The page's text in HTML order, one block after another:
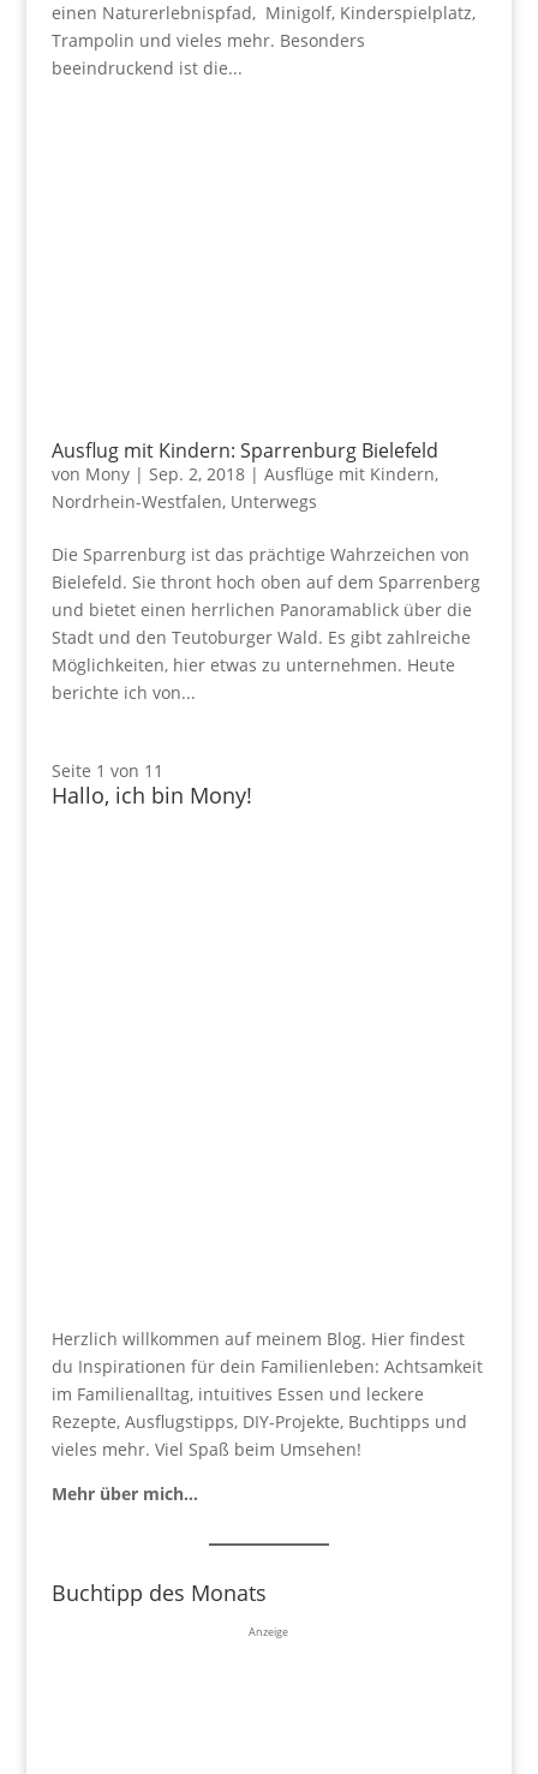
einen Naturerlebnispfad, Minigolf, Kinderspielplatz,
Trampolin und vieles mehr. Besonders
beeindruckend ist die...
Ausflug mit Kindern: Sparrenburg Bielefeld
von Mony| Sep. 2, 2018| Ausflüge mit Kindern,
Nordrhein-Westfalen, Unterwegs
Die Sparrenburg ist das prächtige Wahrzeichen von
Bielefeld. Sie thront hoch oben auf dem Sparrenberg
und bietet einen herrlichen Panoramablick über die
Stadt und den Teutoburger Wald. Es gibt zahlreiche
Möglichkeiten, hier etwas zu unternehmen. Heute
berichte ich von...
Seite 1 von 1 1
Hallo, ich bin Mony!
Herzlich willkommen auf meinem Blog. Hier findest
du Inspirationen für dein Familienleben: Achtsamkeit
im Familienalltag, intuitives Essen und leckere
Rezepte, Ausflugstipps, DIY-Projekte, Buchtipps und
vieles mehr. Viel Spaß beim Umsehen!
Mehr über mich…
Buchtipp des Monats
Anzeige